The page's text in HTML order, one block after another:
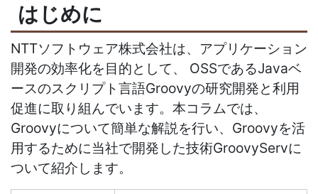
はじめに
NTTソフトウェア株式会社は、アプリケーション
開発の効率化を目的として、 OSSであるJavaベ
ースのスクリプト言語Groovyの研究開発と利用
促進に取り組んでいます。本コラムでは、
Groovyについて簡単な解説を行い、Groovyを活
用するために当社で開発した技術GroovyServに
ついて紹介します。